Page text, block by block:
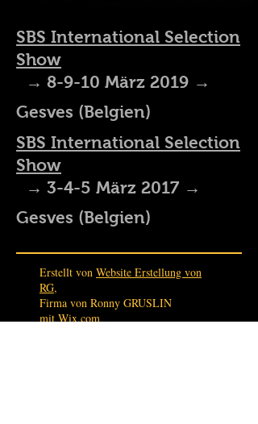
SBS International Selection
Show
→ 8-9-10 März 2019 →
Gesves (Belgien)
SBS International Selection
Show
→ 3-4-5 März 2017 →
Gesves (Belgien)
Erstellt von Website Erstellung von
RG,
Firma von Ronny GRUSLIN
mit Wix.com